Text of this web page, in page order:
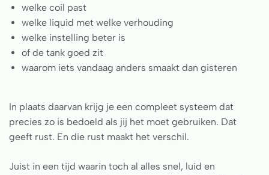
welke coil past
welke liquid met welke verhouding
welke instelling beter is
of de tank goed zit
waarom iets vandaag anders smaakt dan gisteren
In plaats daarvan krijg je een compleet systeem dat
precies zo is bedoeld als jij het moet gebruiken. Dat
geeft rust. En die rust maakt het verschil.
Juist in een tijd waarin toch al alles snel, luid en